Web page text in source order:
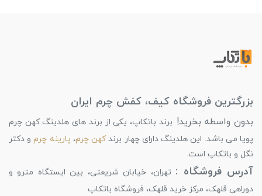
بزرگترین فروشگاه کیف، کفش چرم ایران
بدون واسطه بخرید! برند باتکاپ، یکی از برند های هلدینگ کهن چرم
پویا می باشد. این هلدینگ دارای چهار برندکهن چرم، پارینه چرمو دکتر
نگل و باتکاپ است.
آدرس فروشگاه : تهران، خیابان شریعتی، بین ایستگاه مترو و
دوراهی قلهک، مرکز خرید قلهک، فروشگاه باتکاپ